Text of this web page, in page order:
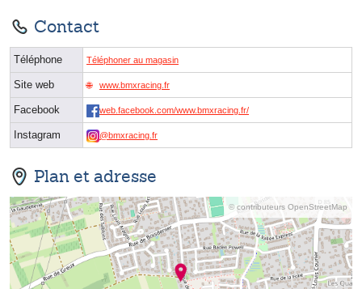
Contact
Téléphone Téléphoner au magasin
Site web www.bmxracing.fr
Facebook web.facebook.com/www.bmxracing.fr/
Instagram @bmxracing.fr
Plan et adresse
© contributeurs OpenStreetMap